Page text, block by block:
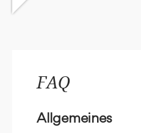
FAQ
Allgemeines